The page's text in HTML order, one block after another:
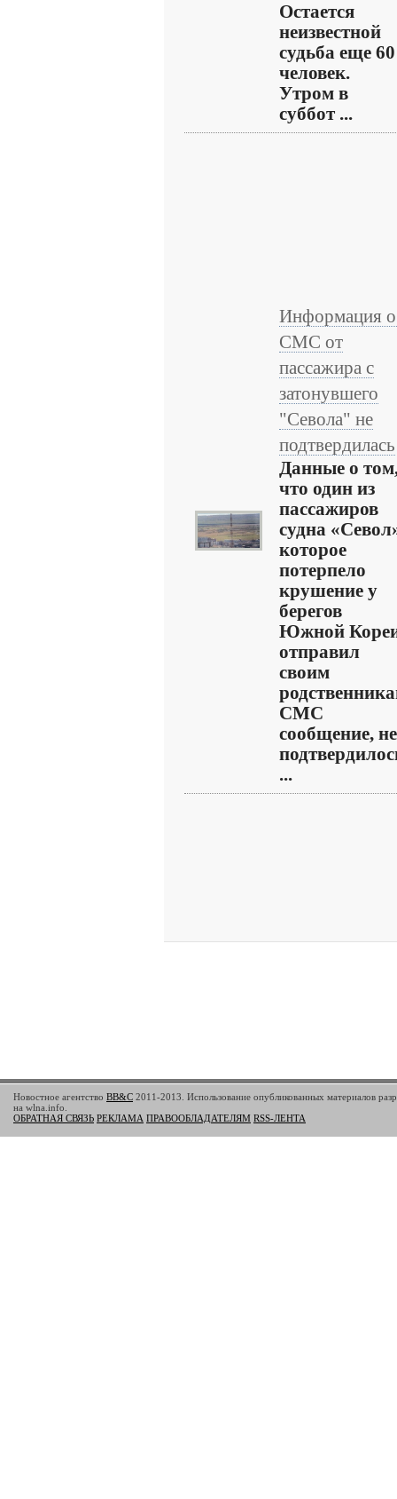
Остается
неизвестной
судьба еще 60
человек.
Утром в
суббот ...
Информация
СМС от
пассажира с
затонувшего
"Севола" не
подтвердилась
Данные о
что один из
пассажиров
судна
которое
потерпело
крушение у
берегов
Южной
отправил
своим
СМС
сообщение, не
...
Новостное агентство BB&C 2011-2013. Использование опубликованных материалов
на wlna.info.
ОБРАТНАЯ СВЯЗЬ РЕКЛАМА ПРАВООБЛАДАТЕЛЯМ RSS-ЛЕНТА